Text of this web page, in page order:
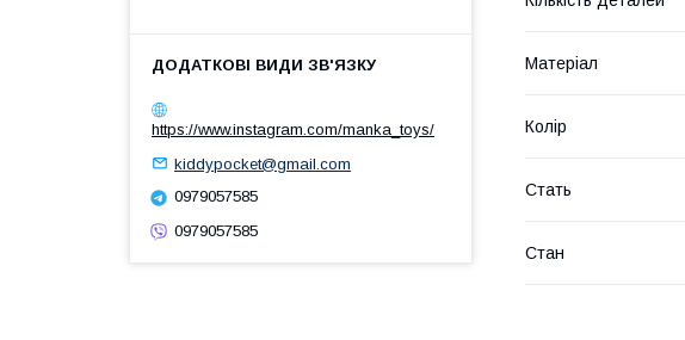
Матеріал
Колір
Стать
Стан
https://www.instagram.com/manka_toys/
kiddypocket@gmail.com
0979057585
0979057585